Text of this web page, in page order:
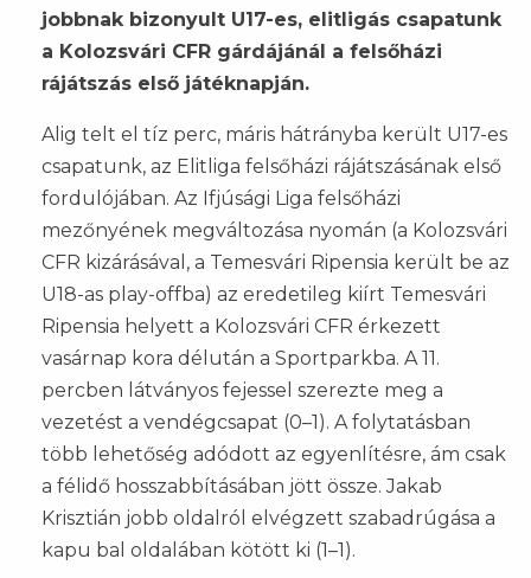
jobbnak bizonyult U17-es, elitligás csapatunk
a Kolozsvári CFR gárdájánál a felsőházi
rájátszás első játéknapján.
Alig telt el tíz perc, máris hátrányba került U17-es
csapatunk, az Elitliga felsőházi rájátszásának első
fordulójában. Az Ifjúsági Liga felsőházi
mezőnyének megváltozása nyomán (a Kolozsvári
CFR kizárásával, a Temesvári Ripensia került be az
U18-as play-offba) az eredetileg kiírt Temesvári
Ripensia helyett a Kolozsvári CFR érkezett
vasárnap kora délután a Sportparkba. A 11.
percben látványos fejessel szerezte meg a
vezetést a vendégcsapat (0–1). A folytatásban
több lehetőség adódott az egyenlítésre, ám csak
a félidő hosszabbításában jött össze. Jakab
Krisztián jobb oldalról elvégzett szabadrúgása a
kapu bal oldalában kötött ki (1–1).